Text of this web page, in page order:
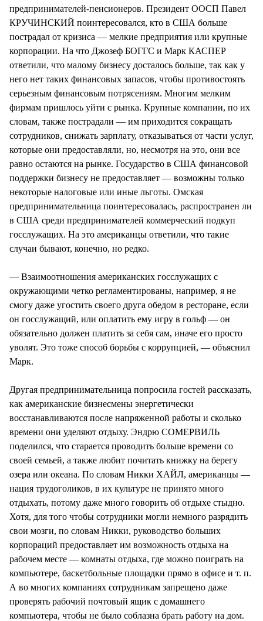
предпринимателей-пенсионеров. Президент ООСП Павел
КРУЧИНСКИЙ поинтересовался, кто в США больше
пострадал от кризиса — мелкие предприятия или крупные
корпорации. На что Джозеф БОГГС и Марк КАСПЕР
ответили, что малому бизнесу досталось больше, так как у
него нет таких финансовых запасов, чтобы противостоять
серьезным финансовым потрясениям. Многим мелким
фирмам пришлось уйти с рынка. Крупные компании, по их
словам, также пострадали — им приходится сокращать
сотрудников, снижать зарплату, отказываться от части услуг,
которые они предоставляли, но, несмотря на это, они все
равно остаются на рынке. Государство в США финансовой
поддержки бизнесу не предоставляет — возможны только
некоторые налоговые или иные льготы. Омская
предпринимательница поинтересовалась, распространен ли
в США среди предпринимателей коммерческий подкуп
госслужащих. На это американцы ответили, что такие
случаи бывают, конечно, но редко.
— Взаимоотношения американских госслужащих с
окружающими четко регламентированы, например, я не
смогу даже угостить своего друга обедом в ресторане, если
он госслужащий, или оплатить ему игру в гольф — он
обязательно должен платить за себя сам, иначе его просто
уволят. Это тоже способ борьбы с коррупцией, — объяснил
Марк.
Другая предпринимательница попросила гостей рассказать,
как американские бизнесмены энергетически
восстанавливаются после напряженной работы и сколько
времени они уделяют отдыху. Эндрю СОМЕРВИЛЬ
поделился, что старается проводить больше времени со
своей семьей, а также любит почитать книжку на берегу
озера или океана. По словам Никки ХАЙЛ, американцы —
нация трудоголиков, в их культуре не принято много
отдыхать, потому даже много говорить об отдыхе стыдно.
Хотя, для того чтобы сотрудники могли немного разрядить
свои мозги, по словам Никки, руководство больших
корпораций предоставляет им возможность отдыха на
рабочем месте — комнаты отдыха, где можно поиграть на
компьютере, баскетбольные площадки прямо в офисе и т. п.
А во многих компаниях сотрудникам запрещено даже
проверять рабочий почтовый ящик с домашнего
компьютера, чтобы не было соблазна брать работу на дом.